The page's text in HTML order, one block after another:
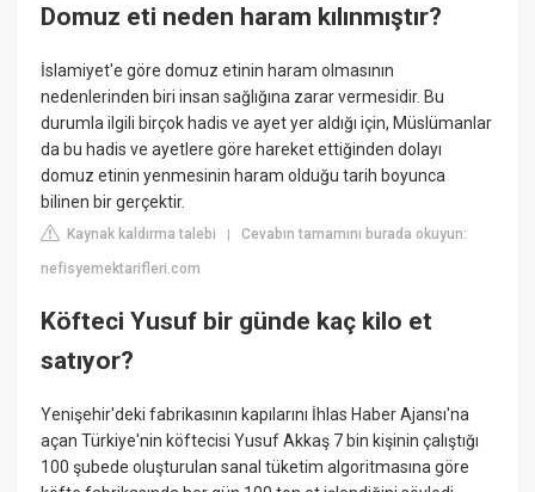
Domuz eti neden haram kılınmıştır?
İslamiyet'e göre domuz etinin haram olmasının
nedenlerinden biri insan sağlığına zarar vermesidir. Bu
durumla ilgili birçok hadis ve ayet yer aldığı için, Müslümanlar
da bu hadis ve ayetlere göre hareket ettiğinden dolayı
domuz etinin yenmesinin haram olduğu tarih boyunca
bilinen bir gerçektir.
Kaynak kaldırma talebi |Cevabın tamamını burada okuyun:
nefisyemektarifleri.com
Köfteci Yusuf bir günde kaç kilo et
satıyor?
Yenişehir'deki fabrikasının kapılarını İhlas Haber Ajansı'na
açan Türkiye'nin köftecisi Yusuf Akkaş 7 bin kişinin çalıştığı
100 şubede oluşturulan sanal tüketim algoritmasına göre